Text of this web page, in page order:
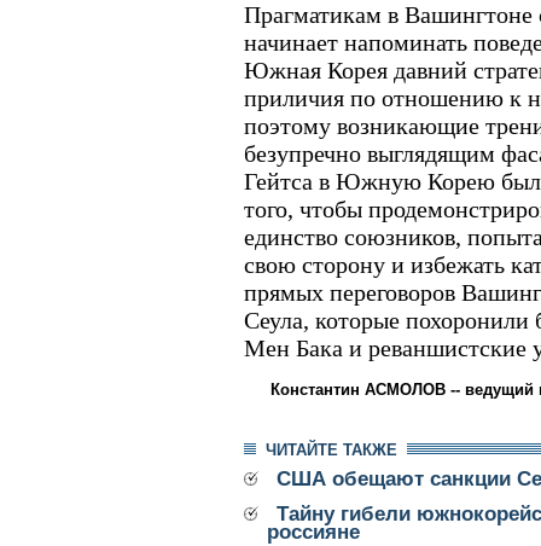
Прагматикам в Вашингтоне
начинает напоминать
Южная Корея давний
приличия по отношению к
поэтому возникающие
безупречно выглядящим
Гейтса в Южную Корею был
того, чтобы
единство союзников,
свою сторону и избежать
прямых переговоров
Сеула, которые
Мен Бака и реваншистские
Константин АСМОЛОВ -- ведущий
ЧИТАЙТЕ ТАКЖЕ
США обещают санкции
Тайну гибели
россияне